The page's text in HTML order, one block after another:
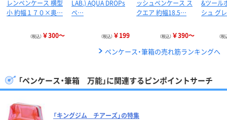
レンペンケース 横型
小 約幅１７０×奥…
（税込） ￥300～
LAB.) AQUA DROPs
ペ…
（税込） ￥199
ッシュペンケース ス
クエア 約幅18.5…
（税込） ￥390～
&ツール
シュ グ
（税
ペンケース・筆箱の売れ筋ランキングへ
「ペンケース・筆箱 万能」に関連するピンポイントサーチ
「キングジム チアーズ」の特集